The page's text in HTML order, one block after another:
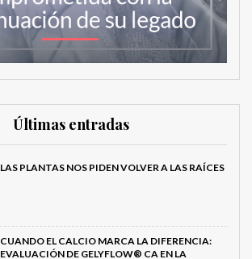
Últimas entradas
LAS PLANTAS NOS PIDEN VOLVER A LAS RAÍCES
CUANDO EL CALCIO MARCA LA DIFERENCIA:
EVALUACIÓN DE GELYFLOW® CA EN LA